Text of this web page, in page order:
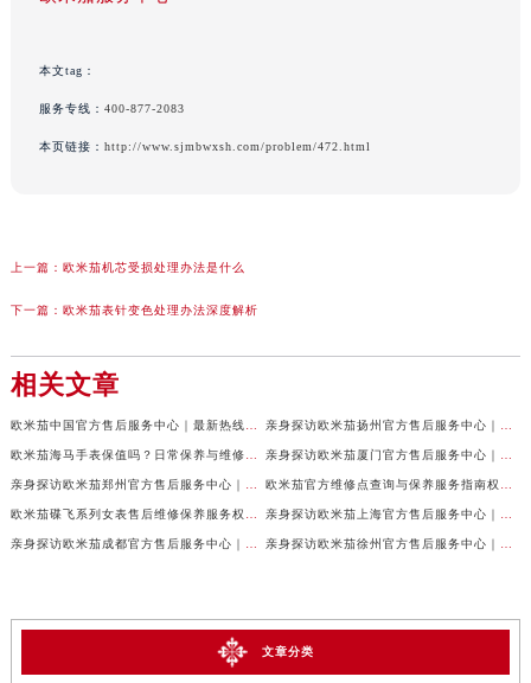
本文tag：
服务专线： 400-877-2083
本页链接： http://www.sjmbwxsh.com/problem/472.html
上一篇： 欧米茄机芯受损处理办法是什么
下一篇： 欧米茄表针变色处理办法深度解析
相关文章
文章分类